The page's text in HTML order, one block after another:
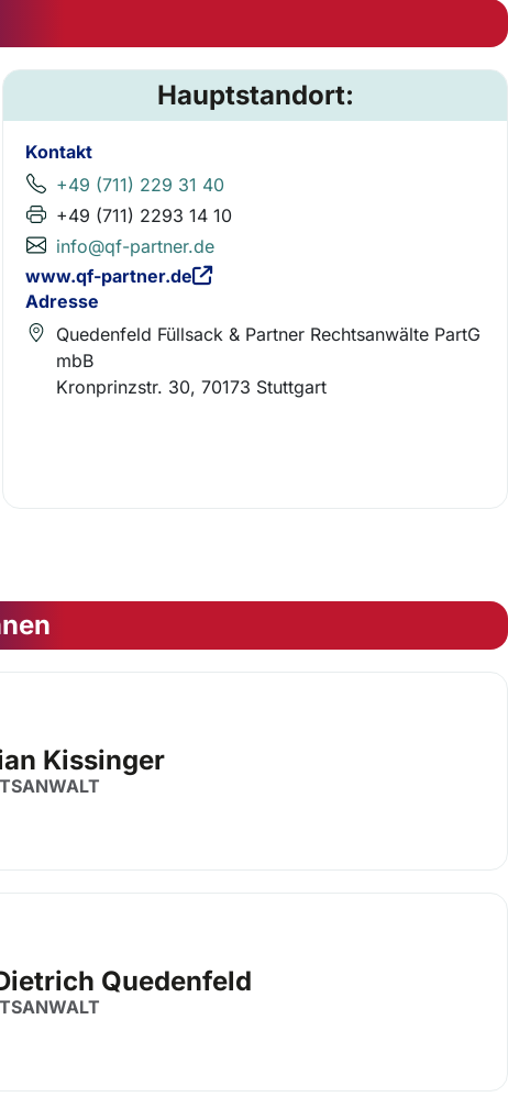
Hauptstandort:
Kontakt
+49 (711) 229 31 40
+49 (711) 2293 14 10
info@qf-partner.de
www.qf-partner.de
Adresse
Quedenfeld Füllsack & Partner Rechtsanwälte PartG
mbB
Kronprinzstr. 30, 70173 Stuttgart
Kissinger
Quedenfeld